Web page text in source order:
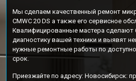
Мы сделаем качественный ремонт
CMWC 20 DS а также его сервисное
Квалифицированные мастера сделают
диагностику вашей техники и выявят
нужные ремонтные работы по
срок.
Приезжайте по адресу: Новосибирск: